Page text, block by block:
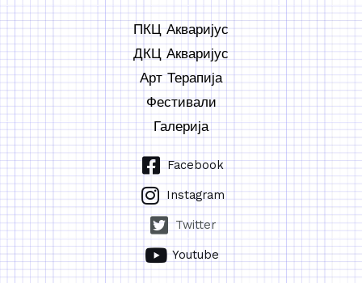
ПКЦ Акваријус
ДКЦ Акваријус
Арт Терапија
Фестивали
Галерија
Facebook
Instagram
Twitter
Youtube